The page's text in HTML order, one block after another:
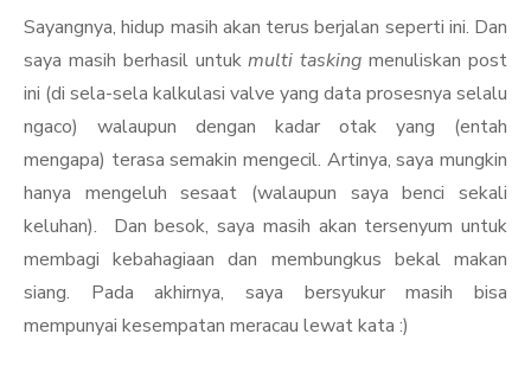
Sayangnya, hidup masih akan terus berjalan seperti ini. Dan
saya masih berhasil untukmulti tasking menuliskan post
ini (di sela-sela kalkulasi valve yang data prosesnya selalu
ngaco) walaupun dengan kadar otak yang (entah
mengapa) terasa semakin mengecil. Artinya, saya mungkin
hanya mengeluh sesaat (walaupun saya benci sekali
keluhan). Dan besok, saya masih akan tersenyum untuk
membagi kebahagiaan dan membungkus bekal makan
siang. Pada akhirnya, saya bersyukur masih bisa
mempunyai kesempatan meracau lewat kata :)